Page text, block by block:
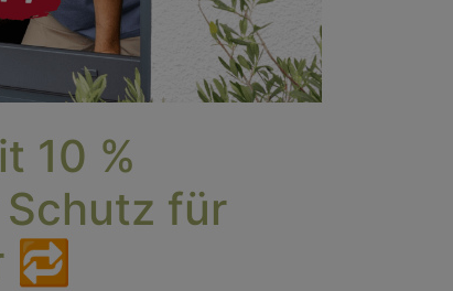
10 %
für
🔁